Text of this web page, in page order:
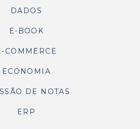
DADOS
E-BOOK
COMMERCE
ECONOMIA
DE NOTAS
ERP